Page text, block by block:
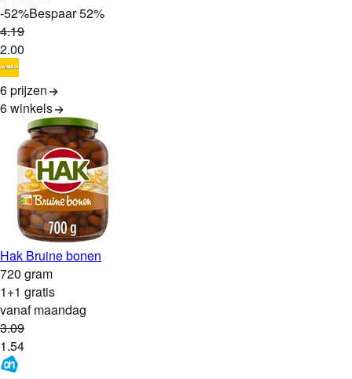
-52%Bespaar52%
4.19
2.00
6 prijzen
6winkels
Hak Bruine bonen
720 gram
1+1 gratis
vanaf maandag
3.09
1.54